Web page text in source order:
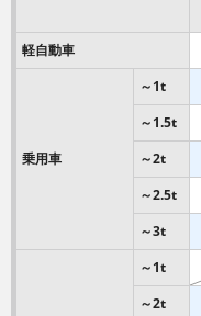
軽自動車
乗用車
～1t
～1.5t
～2t
～2.5t
～3t
～1t
～2t